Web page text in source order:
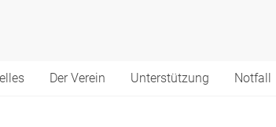
Der Verein Unterstützung Notfall